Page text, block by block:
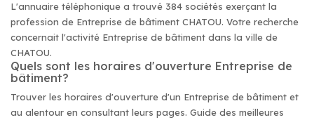
L'annuaire téléphonique a trouvé 384 sociétés exerçant la
profession de Entreprise de bâtiment CHATOU. Votre recherche
concernait l'activité Entreprise de bâtiment dans la ville de
CHATOU.
Quels sont les horaires d'ouverture Entreprise de
bâtiment?
Trouver les horaires d'ouverture d'un Entreprise de bâtiment et
au alentour en consultant leurs pages. Guide des meilleures